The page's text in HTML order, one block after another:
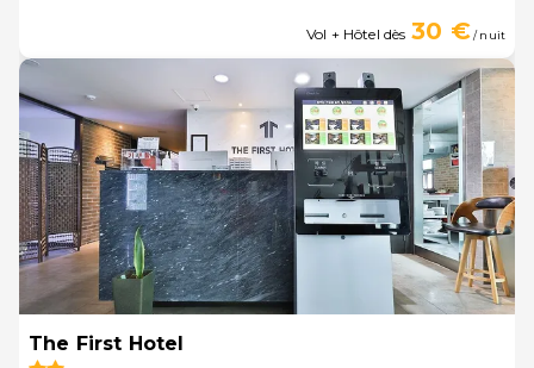
Vol + Hôtel dès 30 €/ nuit
The First Hotel